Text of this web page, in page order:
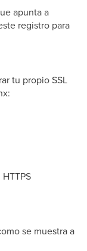
apunta a
registro para
tu propio SSL
se muestra a